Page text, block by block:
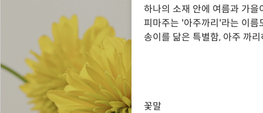
하나의 소재 안에 여름과 가
피마주는 '아주까리'라는 이
송이를 닮은 특별함, 아주 까
꽃말